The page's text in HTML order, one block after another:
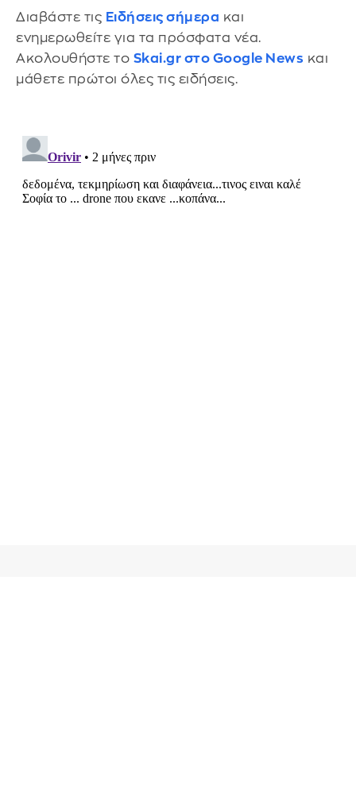
Διαβάστε τις Ειδήσεις σήμερα και
ενημερωθείτε για τα πρόσφατα νέα.
Ακολουθήστε το Skai.gr στο Google News και
μάθετε πρώτοι όλες τις ειδήσεις.